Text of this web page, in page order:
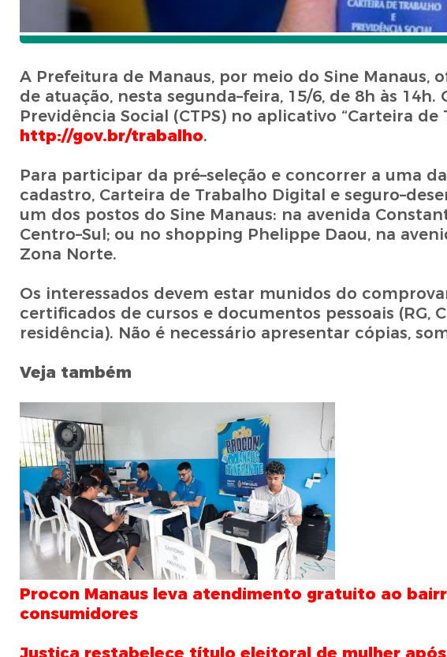
A Prefeitura de Manaus, por meio do Sine Manaus,
de atuação, nesta segunda–feira, 15/6, de 8h às
Previdência Social (CTPS) no aplicativo “Carteira
http://gov.br/trabalho.
Para participar da pré–seleção e concorrer a uma
cadastro, Carteira de Trabalho Digital e
um dos postos do Sine Manaus: na avenida
Centro–Sul; ou no shopping Phelippe Daou, na
Zona Norte.
Os interessados devem estar munidos do
certificados de cursos e documentos pessoais (RG,
residência). Não é necessário apresentar cópias,
Veja também
Procon Manaus leva atendimento gratuito ao
consumidores